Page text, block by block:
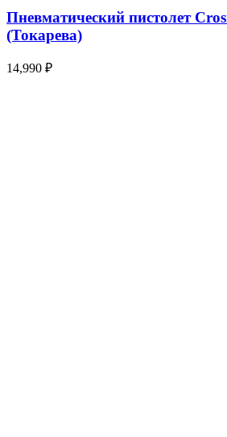
Пневматический пистолет
(Токарева)
14,990 ₽